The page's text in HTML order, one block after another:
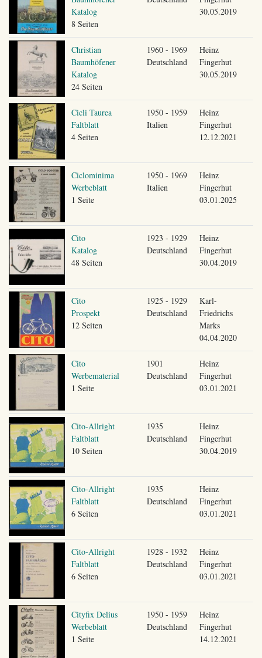
Katalog
8 Seiten
30.05.2019
Christian
Baumhöfener
Katalog
24 Seiten
1960 - 1969
Deutschland
Heinz
Fingerhut
30.05.2019
Cicli Taurea
Faltblatt
4 Seiten
1950 - 1959
Italien
Heinz
Fingerhut
12.12.2021
Ciclominima
Werbeblatt
1 Seite
1950 - 1969
Italien
Heinz
Fingerhut
03.01.2025
Cito
Katalog
48 Seiten
1923 - 1929
Deutschland
Heinz
Fingerhut
30.04.2019
Cito
Prospekt
12 Seiten
1925 - 1929
Deutschland
Karl-
Friedrichs
Marks
04.04.2020
Cito
Werbematerial
1 Seite
1901
Deutschland
Heinz
Fingerhut
03.01.2021
Cito-Allright
Faltblatt
10 Seiten
1935
Deutschland
Heinz
Fingerhut
30.04.2019
Cito-Allright
Faltblatt
6 Seiten
1935
Deutschland
Heinz
Fingerhut
03.01.2021
Cito-Allright
Faltblatt
6 Seiten
1928 - 1932
Deutschland
Heinz
Fingerhut
03.01.2021
Cityfix Delius
Werbeblatt
1 Seite
1950 - 1959
Deutschland
Heinz
Fingerhut
14.12.2021